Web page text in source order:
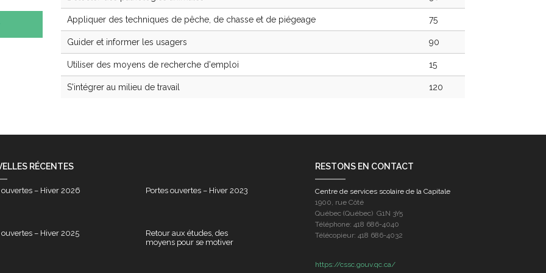
Appliquer des techniques de pêche, de chasse et de piégeage 75
Guider et informer les usagers 90
Utiliser des moyens de recherche d'emploi 15
S'intégrer au milieu de travail 120
RÉCENTES
ouvertes – Hiver 2026
ouvertes – Hiver 2025
Portes ouvertes – Hiver 2023
Retour aux études, des
moyens pour se motiver
RESTONS EN CONTACT
Centre de services scolaire de la Capitale
1900, rue Côté
Québec (Québec) G1N 3Y5
Téléphone: 418 686-4040
Télécopieur: 418 686-4032
https://cssc.gouv.qc.ca/